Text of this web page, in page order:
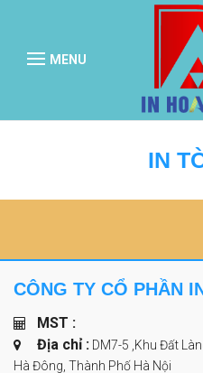
MENU
IN
CÔNG TY CỔ PHẦN
MST :
Địa chỉ :DM7-5 ,Khu Đất
Hà Đông, Thành Phố Hà Nội